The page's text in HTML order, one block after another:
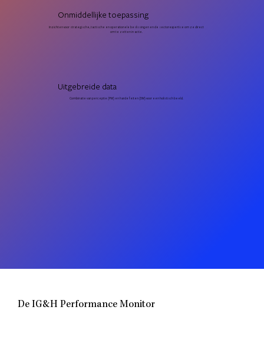
Onmiddellijke toepassing
Inzichten voor strategische, tactische en operationele beslissingen en de sectorexpertise om ze direct
om te zetten in actie.
Uitgebreide data
Combinatie van perceptie (PM) en harde feiten (DM) voor een holistisch beeld.
De IG&H Performance Monitor